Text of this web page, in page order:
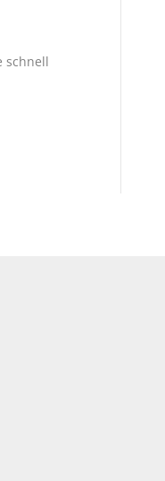
schnell